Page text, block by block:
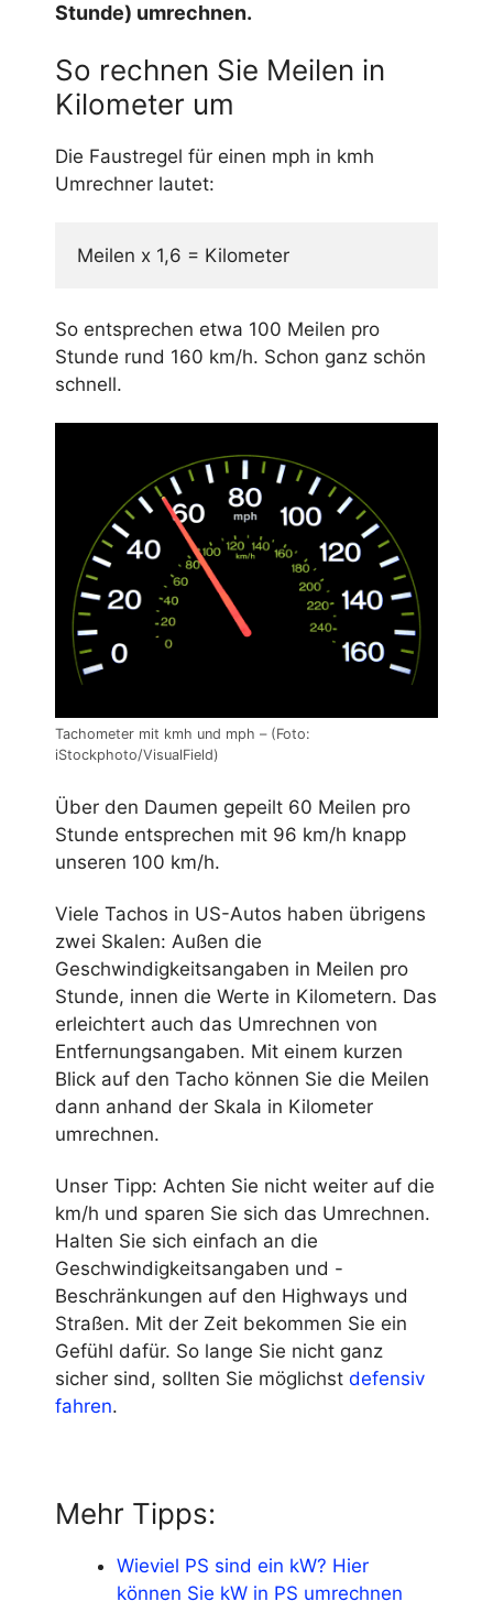
Stunde) umrechnen.
So rechnen Sie Meilen in
Kilometer um
Die Faustregel für einen mph in kmh
Umrechner lautet:
Meilen x 1,6 = Kilometer
So entsprechen etwa 100 Meilen pro
Stunde rund 160 km/h. Schon ganz schön
schnell.
Tachometer mit kmh und mph – (Foto:
iStockphoto/VisualField)
Über den Daumen gepeilt 60 Meilen pro
Stunde entsprechen mit 96 km/h knapp
unseren 100 km/h.
Viele Tachos in US-Autos haben übrigens
zwei Skalen: Außen die
Geschwindigkeitsangaben in Meilen pro
Stunde, innen die Werte in Kilometern. Das
erleichtert auch das Umrechnen von
Entfernungsangaben. Mit einem kurzen
Blick auf den Tacho können Sie die Meilen
dann anhand der Skala in Kilometer
umrechnen.
Unser Tipp: Achten Sie nicht weiter auf die
km/h und sparen Sie sich das Umrechnen.
Halten Sie sich einfach an die
Geschwindigkeitsangaben und -
Beschränkungen auf den Highways und
Straßen. Mit der Zeit bekommen Sie ein
Gefühl dafür. So lange Sie nicht ganz
sicher sind, sollten Sie möglichst defensiv
fahren.
Mehr Tipps:
Wieviel PS sind ein kW? Hier
können Sie kW in PS umrechnen